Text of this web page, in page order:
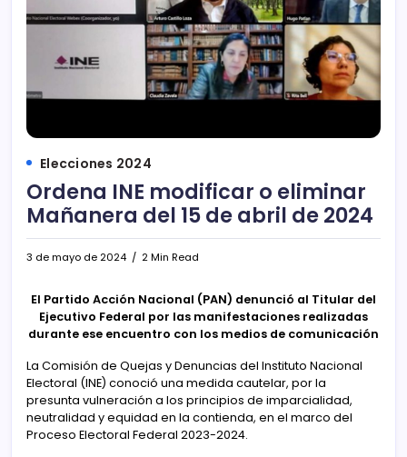
Elecciones 2024
Ordena INE modificar o eliminar
Mañanera del 15 de abril de 2024
3 de mayo de 2024 2 Min Read
El Partido Acción Nacional (PAN) denunció al Titular del
Ejecutivo Federal por las manifestaciones realizadas
durante ese encuentro con los medios de comunicación
La Comisión de Quejas y Denuncias del Instituto Nacional
Electoral (INE) conoció una medida cautelar, por la
presunta vulneración a los principios de imparcialidad,
neutralidad y equidad en la contienda, en el marco del
Proceso Electoral Federal 2023-2024.